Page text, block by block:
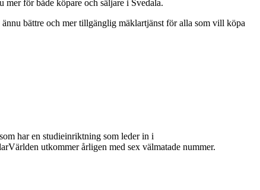
för både köpare och säljare i Svedala.
bättre och mer tillgänglig mäklartjänst för alla som vill köpa
har en studieinriktning som leder in i
utkommer årligen med sex välmatade nummer.